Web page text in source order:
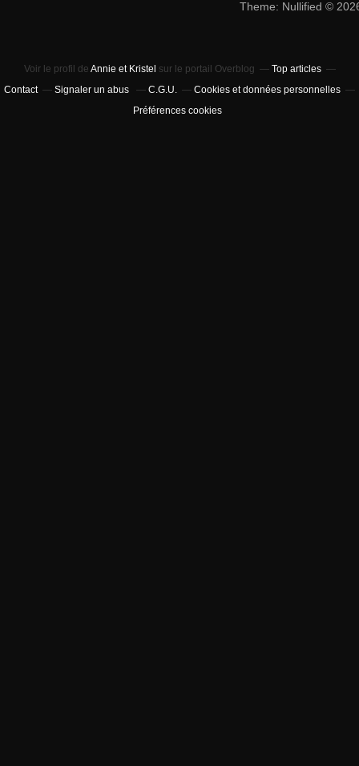
Theme: Nullified ©
Voir le profil de Annie et Kristel sur le portail Overblog
Top articles
Contact
Signaler un abus C.G.U.
Cookies et données personnelles
Préférences cookies